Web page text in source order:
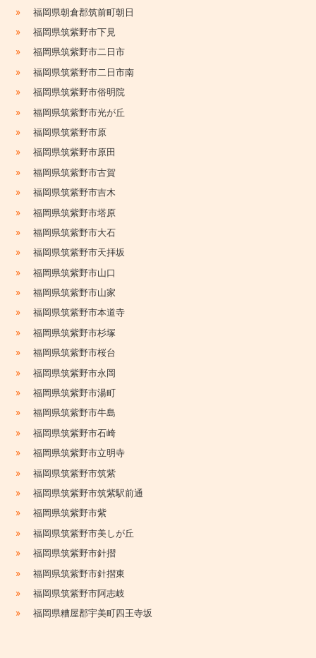
» 福岡県朝倉郡筑前町朝日
» 福岡県筑紫野市下見
» 福岡県筑紫野市二日市
» 福岡県筑紫野市二日市南
» 福岡県筑紫野市俗明院
» 福岡県筑紫野市光が丘
» 福岡県筑紫野市原
» 福岡県筑紫野市原田
» 福岡県筑紫野市古賀
» 福岡県筑紫野市吉木
» 福岡県筑紫野市塔原
» 福岡県筑紫野市大石
» 福岡県筑紫野市天拝坂
» 福岡県筑紫野市山口
» 福岡県筑紫野市山家
» 福岡県筑紫野市本道寺
» 福岡県筑紫野市杉塚
» 福岡県筑紫野市桜台
» 福岡県筑紫野市永岡
» 福岡県筑紫野市湯町
» 福岡県筑紫野市牛島
» 福岡県筑紫野市石崎
» 福岡県筑紫野市立明寺
» 福岡県筑紫野市筑紫
» 福岡県筑紫野市筑紫駅前通
» 福岡県筑紫野市紫
» 福岡県筑紫野市美しが丘
» 福岡県筑紫野市針摺
» 福岡県筑紫野市針摺東
» 福岡県筑紫野市阿志岐
» 福岡県糟屋郡宇美町四王寺坂